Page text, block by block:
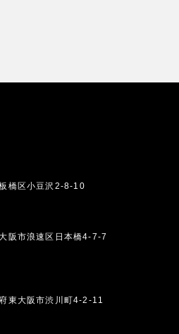
橋区小豆沢2-8-10
阪市浪速区日本橋4-7-7
東大阪市渋川町4-2-11